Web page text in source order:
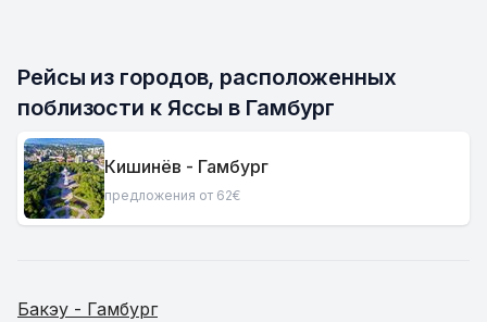
Рейсы из городов, расположенных
поблизости к Яссы в Гамбург
Кишинёв - Гамбург
предложения от 62€
Бакэу - Гамбург